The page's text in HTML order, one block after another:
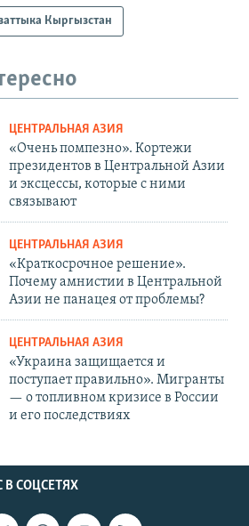
Кыргызстан
ЦЕНТРАЛЬНАЯ АЗИЯ
«Очень помпезно». Кортежи
президентов в Центральной Азии
и эксцессы, которые с ними
связывают
ЦЕНТРАЛЬНАЯ АЗИЯ
«Краткосрочное решение».
Почему амнистии в Центральной
Азии не панацея от проблемы?
ЦЕНТРАЛЬНАЯ АЗИЯ
«Украина защищается и
поступает правильно». Мигранты
— о топливном кризисе в России
и его последствиях
СОЦСЕТЯХ